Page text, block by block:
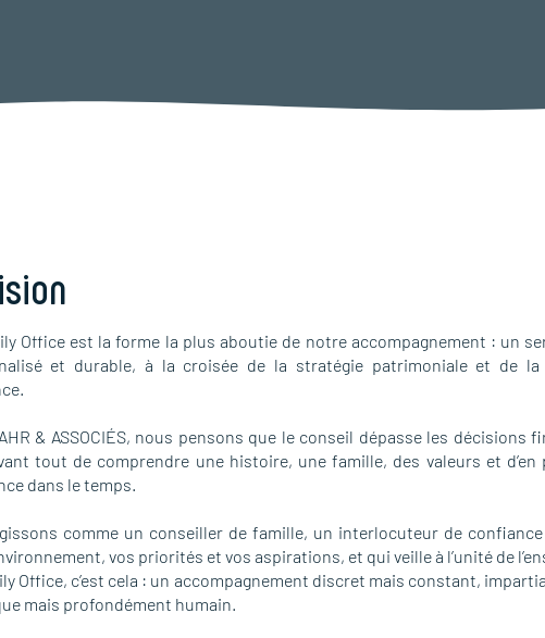
Office est la forme la plus aboutie de notre accompagnement : un
et durable, à la croisée de la stratégie patrimoniale et de
& ASSOCIÉS, nous pensons que le conseil dépasse les décisions
tout de comprendre une histoire, une famille, des valeurs et d’en
dans le temps.
comme un conseiller de famille, un interlocuteur de
vos priorités et vos aspirations, et qui veille à l’unité de
Office, c’est cela : un accompagnement discret mais constant,
mais profondément humain.